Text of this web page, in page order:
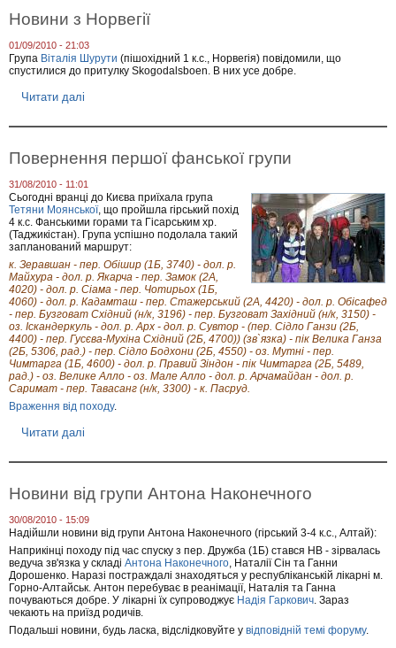
0
0
/
2
,
е
р
е
с
н
я
о
х
д
н
і
и
и
Новини з Норвегії
01/09/2010 - 21:03
Група Віталія Шурути (пішохідний 1 к.с., Норвегія) повідомили, що
спустилися до притулку Skogodalsboen. В них усе добре.
Читати далі
о
в
н
и
з
Н
о
в
е
г
і
ї
Повернення першої фанської групи
31/08/2010 - 11:01
Сьогодні вранці до Києва приїхала група
Тетяни Моянської, що пройшла гірський похід
4 к.с. Фанськими горами та Гісарським хр.
(Таджикістан). Група успішно подолала такий
запланований маршрут:
к. Зеравшан - пер. Обішир (1Б, 3740) - дол. р.
Майхура - дол. р. Якарча - пер. Замок (2А,
4020) - дол. р. Сіама - пер. Чотирьох (1Б,
4060) - дол. р. Кадамташ - пер. Стажерський (2А, 4420) - дол. р. Обісафед
- пер. Бузговат Східний (н/к, 3196) - пер. Бузговат Західний (н/к, 3150) -
оз. Іскандеркуль - дол. р. Арх - дол. р. Сувтор - (пер. Сідло Ганзи (2Б,
4400) - пер. Гусєва-Мухіна Східний (2Б, 4700)) (зв`язка) - пік Велика Ганза
(2Б, 5306, рад.) - пер. Сідло Бодхони (2Б, 4550) - оз. Мутні - пер.
Чимтарга (1Б, 4600) - дол. р. Правий Зіндон - пік Чимтарга (2Б, 5489,
рад.) - оз. Велике Алло - оз. Мале Алло - дол. р. Арчамайдан - дол. р.
Саримат - пер. Тавасанг (н/к, 3300) - к. Пасруд.
Враження від походу.
Читати далі
о
в
р
н
е
н
н
я
п
е
р
Новини від групи Антона Наконечного
30/08/2010 - 15:09
Надійшли новини від групи Антона Наконечного (гірський 3-4 к.с., Алтай):
Наприкінці походу під час спуску з пер. Дружба (1Б) стався НВ - зірвалась
ведуча зв'язка у складі Антона Наконечного , Наталії Сін та Ганни
Дорошенко. Наразі постраждалі знаходяться у республіканській лікарні м.
Горно-Алтайськ. Антон перебуває в реанімації, Наталія та Ганна
почуваються добре. У лікарні їх супроводжує Надія Гаркович . Зараз
чекають на приїзд родичів.
Подальші новини, будь ласка, відслідковуйте у відповідній темі форуму.